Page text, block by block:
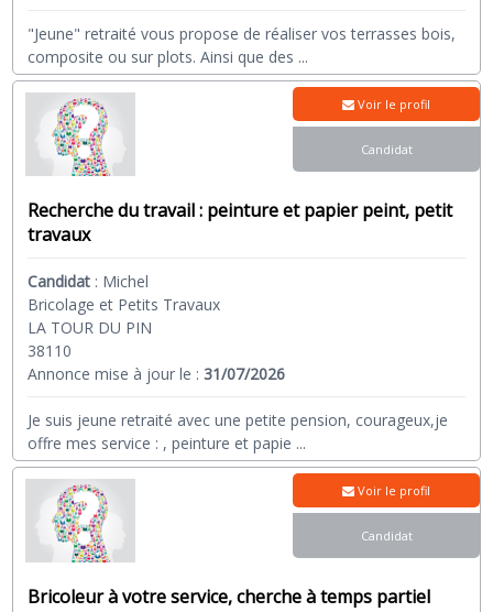
"Jeune" retraité vous propose de réaliser vos terrasses bois,
composite ou sur plots. Ainsi que des ...
Recherche du travail : peinture et papier peint, petit
travaux
Candidat : Michel
Bricolage et Petits Travaux
LA TOUR DU PIN
38110
Annonce mise à jour le :31/07/2026
Je suis jeune retraité avec une petite pension, courageux,je
offre mes service : , peinture et papie ...
Voir le profil
Candidat
Bricoleur à votre service, cherche à temps partiel
Voir le profil
Candidat